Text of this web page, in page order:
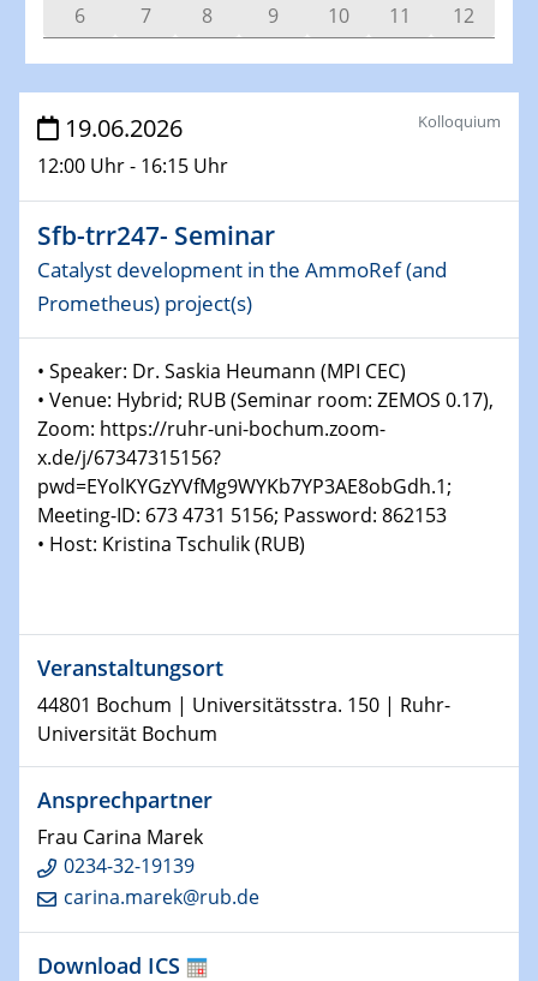
6
7 8 9 10 11 12
Veranstaltungen
31.05.2026 - 04.06.2026
857. WE-Heraeus-Seminar Advanced
Imaging of Ferroic Materials
10.06.2026
ICAN Training Day 2026
10.06.2026
Physikalisches Kolloquium
Unraveling exciton dynamics in 2D quantum materials
on ultrashort time- and lengthscales using time-
resolved momentum microscopy
11.06.2026
11.06.2026
Talk by Dr. Yangyiwei Yang, TU Darmstadt
Data-driven Multiscale Hysteresis Simulations of
16.06.2026 - 17.06.2026
10th RUHR-Symposium
Functional Materials for Hydrogen
16.06.2026
Colloquium of the CRC 1242
19.06.2026
12:00 Uhr - 16:15 Uhr
Kolloquium
Sfb-trr247- Seminar
Catalyst development in the AmmoRef (and
Prometheus) project(s)
• Speaker: Dr. Saskia Heumann (MPI CEC)
• Venue: Hybrid; RUB (Seminar room: ZEMOS 0.17),
Zoom: https://ruhr-uni-bochum.zoom-
x.de/j/67347315156?
pwd=EYolKYGzYVfMg9WYKb7YP3AE8obGdh.1;
Meeting-ID: 673 4731 5156; Password: 862153
• Host: Kristina Tschulik (RUB)
Veranstaltungsort
44801 Bochum | Universitätsstra. 150 | Ruhr-
Universität Bochum
Ansprechpartner
Frau Carina Marek
0234-32-19139
carina.marek@rub.de
Download ICS